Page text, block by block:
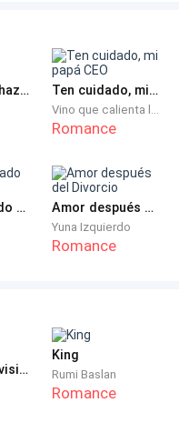
que parecían
los faders.
Si una canción
el pecho como un
y los gritos de la
hits de platino.
de doble filo: lo
un
volaban sobre el
desvencijados,
documentos
financieros.Al fondo
La novia Rechazada Ten cuidado, mi papá CEO
Romance
Mi Despiadado CEO Amor después del Divorcio
Yuna Izquierdo
Romance
La esposa invisible
King
Rumi Baslan
Romance